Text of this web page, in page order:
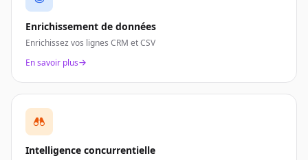
Enrichissement de données
Enrichissez vos lignes CRM et CSV
En savoir plus
Intelligence concurrentielle